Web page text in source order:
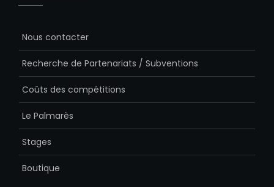
Nous contacter
Recherche de Partenariats / Subventions
Coûts des compétitions
Le Palmarès
Stages
Boutique